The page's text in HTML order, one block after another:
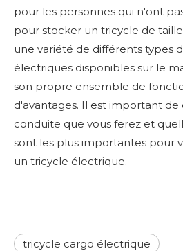
pour les personnes qui n'ont
pour stocker un tricycle de
une variété de différents types
électriques disponibles sur le
son propre ensemble de
d'avantages. Il est important
conduite que vous ferez et
sont les plus importantes pour
un tricycle électrique.
tricycle cargo électrique